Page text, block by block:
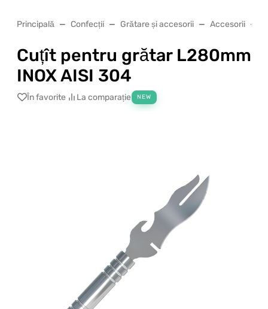
Principală Confecții Grătare și accesorii Accesorii
Cuțît pentru grătar L280mm
INOX AISI 304
În favorite La comparație NEW